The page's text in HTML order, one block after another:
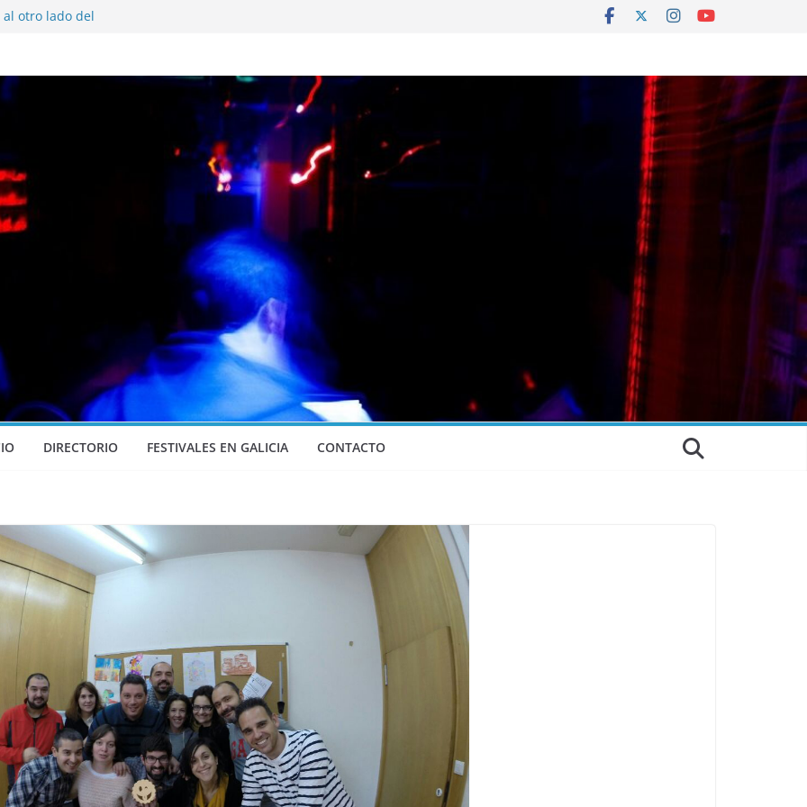
al otro lado del
Sofar Sounds A
DIRECTORIO FESTIVALES EN GALICIA CONTACTO